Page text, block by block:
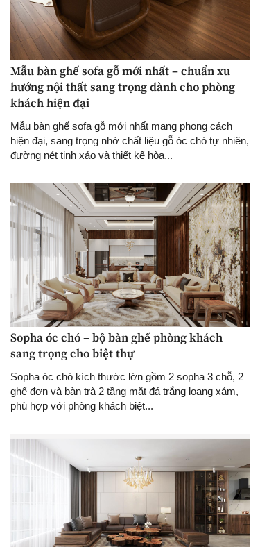
Mẫu bàn ghế sofa gỗ mới nhất – chuẩn xu
hướng nội thất sang trọng dành cho phòng
khách hiện đại
Mẫu bàn ghế sofa gỗ mới nhất mang phong cách
hiện đại, sang trọng nhờ chất liệu gỗ óc chó tự nhiên,
đường nét tinh xảo và thiết kế hòa...
Sopha óc chó – bộ bàn ghế phòng khách
sang trọng cho biệt thự
Sopha óc chó kích thước lớn gồm 2 sopha 3 chỗ, 2
ghế đơn và bàn trà 2 tầng mặt đá trắng loang xám,
phù hợp với phòng khách biệt...